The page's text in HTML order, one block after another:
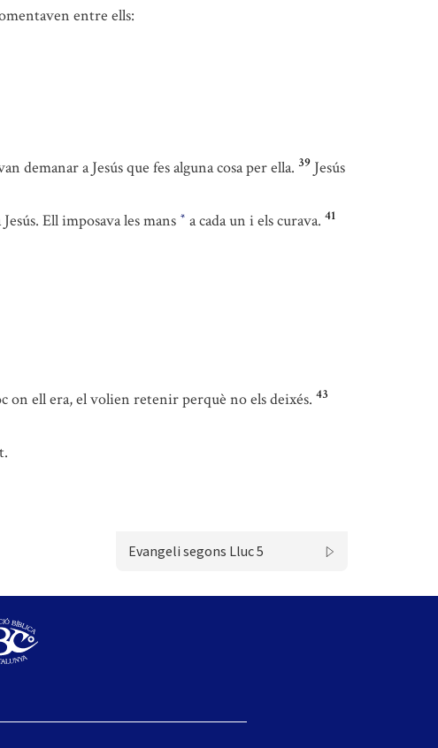
entre ells:
demanar a Jesús que fes alguna cosa per ella. 39 Jesús
Ell imposava les mans * a cada un i els curava. 41
on ell era, el volien retenir perquè no els deixés. 43
Evangeli segons Lluc 5